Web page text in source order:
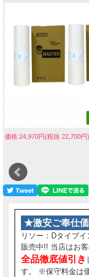
価格:24,970円(税抜 22,700円
★激安ご奉仕
リソー：Dタイプ
販売中!! 当店はお
全品徹底値引き
す。 ※保守料金は